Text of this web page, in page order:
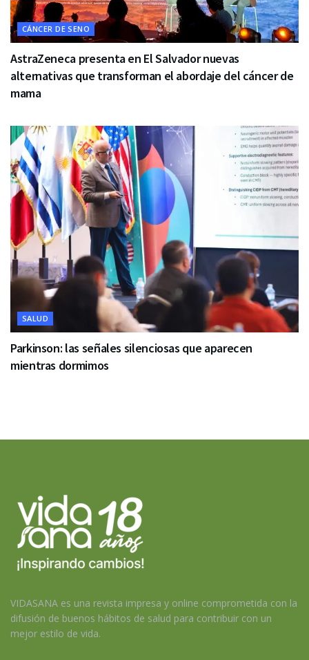
CÁNCER DE SENO
AstraZeneca presenta en El Salvador nuevas
alternativas que transforman el abordaje del cáncer de
mama
SALUD
Parkinson: las señales silenciosas que aparecen
mientras dormimos
VIDASANA es una revista impresa y online comprometida con la
difusión de buenos hábitos de salud para contribuir con un
mejor estilo de vida.